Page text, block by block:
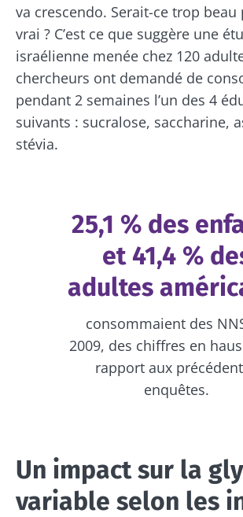
va crescendo. Serait-ce trop
vrai ? C’est ce que suggère une
israélienne menée chez 120
chercheurs ont demandé de
pendant 2 semaines l’un des 4
suivants : sucralose, saccharine,
stévia.
25,1 % des
et 41,4 %
adultes
consommaient des
2009, des chiffres en
rapport aux
enquêtes.
Un impact sur la
variable selon les